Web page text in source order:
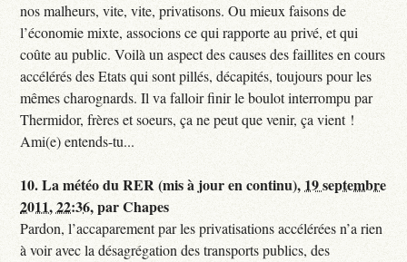
nos malheurs, vite, vite, privatisons. Ou mieux faisons de
l’économie mixte, associons ce qui rapporte au privé, et qui
coûte au public. Voilà un aspect des causes des faillites en cours
accélérés des Etats qui sont pillés, décapités, toujours pour les
mêmes charognards. Il va falloir finir le boulot interrompu par
Thermidor, frères et soeurs, ça ne peut que venir, ça vient !
Ami(e) entends-tu...
10.La météo du RER (mis à jour en continu), 19 septembre
2011, 22:36,parChapes
Pardon, l’accaparement par les privatisations accélérées n’a rien
à voir avec la désagrégation des transports publics, des